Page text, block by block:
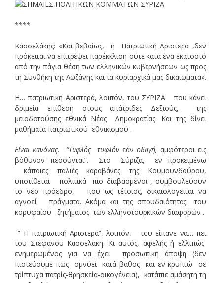
****
Κασσελάκης: «Και βεβαίως, η Πατριωτική Αριστερά ,δεν
πρόκειται να επιτρέψει παρέκκλιση ούτε κατά ένα εκατοστό
από την πάγια θέση των ελληνικών κυβερνήσεων ως προς
τη Συνθήκη της Λωζάνης και τα κυριαρχικά μας δικαιώματα».
Η… πατριωτική Αριστερά, λοιπόν, του ΣΥΡΙΖΑ που κάνει
δριμεία επίθεση στους απάτριδες Δεξιούς, της
μειοδοτούσης εθνικά Νέας Δημοκρατίας. Και της δίνει
μαθήματα πατριωτικού εθνικισμού .
Είναι κανόνας. “Τυφλός τυφλόνεάνοδηγή, αμφότεροι εις
βόθυνον πεσούνται”. Στο Σύριζα, εν προκειμένω
κάποιες παλιές καραβάνες της Κουμουνδούρου,
υποτίθεται πολιτικά πιο διαβασμένοι , συμβουλεύουν
το νέο πρόεδρο, που ως τέτοιος, δικαιολογείται να
αγνοεί πράγματα. Ακόμα και της σπουδαιότητας του
κορυφαίου ζητήματος των ελληνοτουρκικών διαφορών .
” Η πατριωτική Αριστερά”, λοιπόν, του είπανε να… πει
του Στέφανου Κασσελάκη. Κι αυτός, αφελής ή ελλιπώς
ενημερωμένος για να έχει προσωπική άποψη (δεν
πιστεύουμε πως ομνύει κατά βάθος και εν κρυπτώ σε
τρίπτυχα πατρίς-θρησκεία-οικογένεια), κατάπιε αμάσητη τη